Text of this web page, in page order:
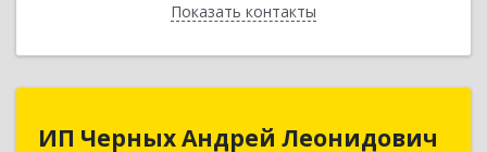
Показать контакты
Назад
ИП Черных Андрей Леонидович
ИП Черных Андрей Леонидович